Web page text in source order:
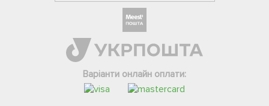
Варіанти онлайн оплати:
Телеграм
Вайбер